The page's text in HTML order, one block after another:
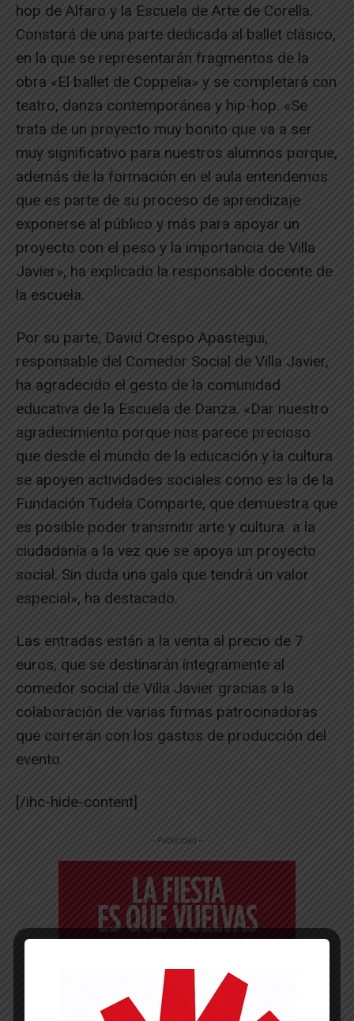
hop de Alfaro y la Escuela de Arte de Corella.
Constará de una parte dedicada al ballet clásico,
en la que se representarán fragmentos de la
obra «El ballet de Coppelia» y se completará con
teatro, danza contemporánea y hip-hop. «Se
trata de un proyecto muy bonito que va a ser
muy significativo para nuestros alumnos porque,
además de la formación en el aula entendemos
que es parte de su proceso de aprendizaje
exponerse al público y más para apoyar un
proyecto con el peso y la importancia de Villa
Javier», ha explicado la responsable docente de
la escuela.
Por su parte, David Crespo Apastegui,
responsable del Comedor Social de Villa Javier,
ha agradecido el gesto de la comunidad
educativa de la Escuela de Danza. «Dar nuestro
agradecimiento porque nos parece precioso
que desde el mundo de la educación y la cultura
se apoyen actividades sociales como es la de la
Fundación Tudela Comparte, que demuestra que
es posible poder transmitir arte y cultura a la
ciudadanía a la vez que se apoya un proyecto
social. Sin duda una gala que tendrá un valor
especial», ha destacado.
Las entradas están a la venta al precio de 7
euros, que se destinarán íntegramente al
comedor social de Villa Javier gracias a la
colaboración de varias firmas patrocinadoras
que correrán con los gastos de producción del
evento.
[/ihc-hide-content]
-- Publicidad --